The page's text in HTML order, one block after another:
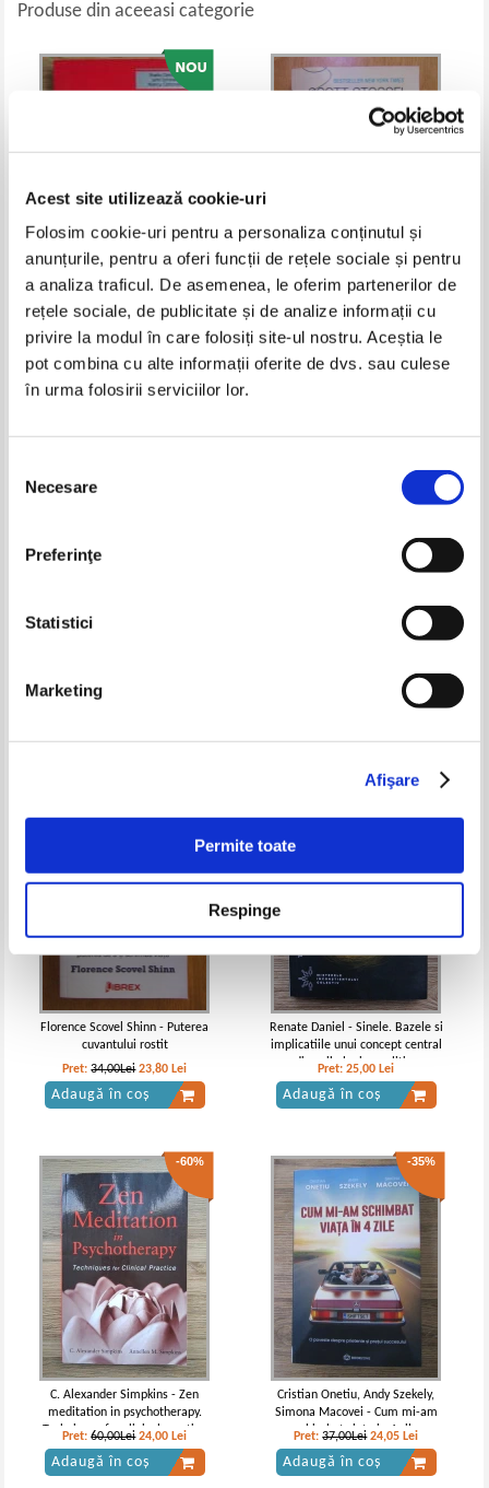
Acest site utilizează cookie-uri
Folosim cookie-uri pentru a personaliza conținutul și
anunțurile, pentru a oferi funcții de rețele sociale și pentru
a analiza traficul. De asemenea, le oferim partenerilor de
rețele sociale, de publicitate și de analize informații cu
privire la modul în care folosiți site-ul nostru. Aceștia le
pot combina cu alte informații oferite de dvs. sau culese
în urma folosirii serviciilor lor.
consimțământului
Necesare
Preferinţe
Statistici
Marketing
Afişare
Permite toate
Respinge
Produse din aceeasi categorie
Sheila Ostrander - Tehnica
invatarii rapide
Pret:32,00 Lei
Adaugă în coș
Scott Stossel - Anxietatea
Pret:32,00 Lei
Adaugă în coș
40,00Lei
Whitney - The big idea. How to
make your entrepreneurial
dreams come true, from AHA
Florence Scovel Shinn - Puterea
cuvantului rostit
Pret:34,00Lei 23,80 Lei
Adaugă în coș
Renate Daniel - Sinele. Bazele si
implicatiile unui concept central
din psihologia analitica
Pret:25,00 Lei
Adaugă în coș
-60%
C. Alexander Simpkins - Zen
meditation in psychotherapy.
Techniques for clinical practice
Pret:60,00Lei 24,00 Lei
Adaugă în coș
-35%
Cristian Onetiu, Andy Szekely,
Simona Macovei - Cum mi-am
schimbat viata in 4 zile
Pret:37,00Lei 24,05 Lei
Adaugă în coș